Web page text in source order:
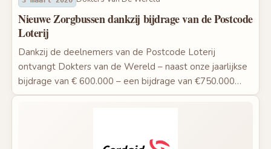
Nieuwe Zorgbussen dankzij bijdrage van de Postcode
Loterij
Dankzij de deelnemers van de Postcode Loterij
ontvangt Dokters van de Wereld – naast onze jaarlijkse
bijdrage van € 600.000 – een bijdrage van €750.000…